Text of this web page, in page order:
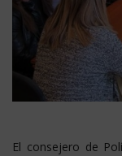
El consejero de